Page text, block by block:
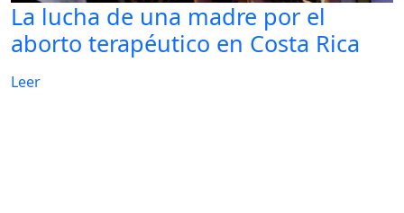
La lucha de una madre por el
aborto terapéutico en Costa Rica
Leer